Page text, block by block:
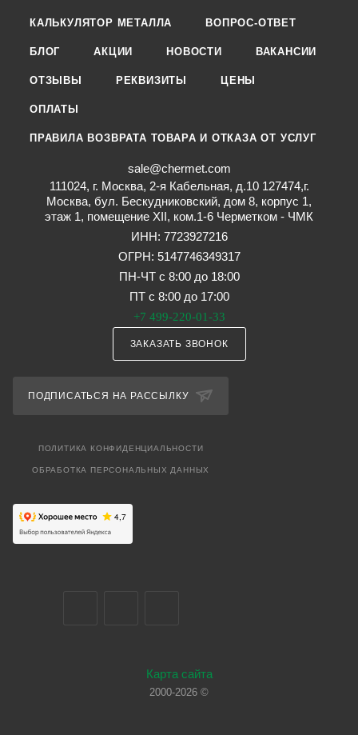
КАЛЬКУЛЯТОР МЕТАЛЛА ВОПРОС-ОТВЕТ
БЛОГ АКЦИИ НОВОСТИ ВАКАНСИИ
ОТЗЫВЫ РЕКВИЗИТЫ ЦЕНЫ
ОПЛАТЫ
ПРАВИЛА ВОЗВРАТА ТОВАРА И ОТКАЗА ОТ УСЛУГ
sale@chermet.com
111024, г. Москва, 2-я Кабельная, д.10 127474,г.
Москва, бул. Бескудниковский, дом 8, корпус 1,
этаж 1, помещение XII, ком.1-6 Черметком - ЧМК
ИНН: 7723927216
ОГРН: 5147746349317
ПН-ЧТ с 8:00 до 18:00
ПТ с 8:00 до 17:00
+7 499-220-01-33
ЗАКАЗАТЬ ЗВОНОК
ПОДПИСАТЬСЯ НА РАССЫЛКУ
ПОЛИТИКА КОНФИДЕНЦИАЛЬНОСТИ
ОБРАБОТКА ПЕРСОНАЛЬНЫХ ДАННЫХ
Карта сайта
2000-2026 ©